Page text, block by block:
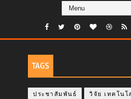
TAGS
ประชาสัมพันธ์ วิจัย เทคโนโ